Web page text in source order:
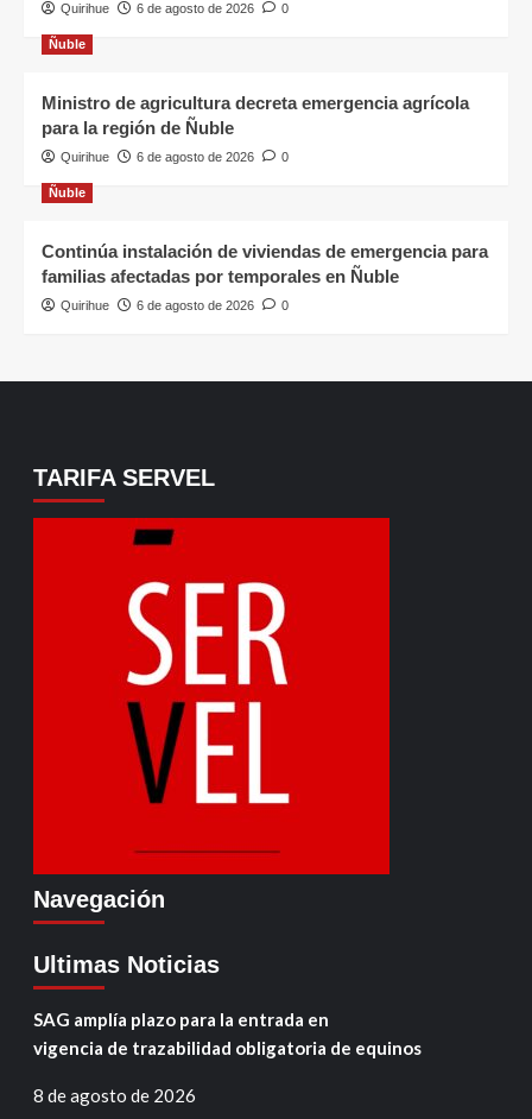
Quirihue 6 de agosto de 2026 0
Ñuble
Ministro de agricultura decreta emergencia agrícola
para la región de Ñuble
Quirihue 6 de agosto de 2026 0
Ñuble
Continúa instalación de viviendas de emergencia para
familias afectadas por temporales en Ñuble
Quirihue 6 de agosto de 2026 0
TARIFA SERVEL
Navegación
Ultimas Noticias
SAG amplía plazo para la entrada en
vigencia de trazabilidad obligatoria de equinos
8 de agosto de 2026